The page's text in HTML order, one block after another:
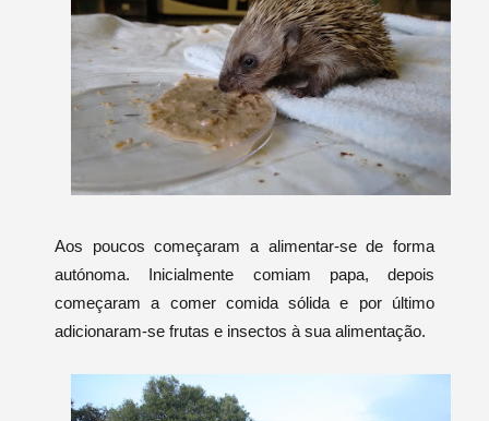
Aos poucos começaram a alimentar-se de forma
autónoma. Inicialmente comiam papa, depois
começaram a comer comida sólida e por último
adicionaram-se frutas e insectos à sua alimentação.